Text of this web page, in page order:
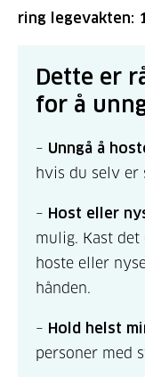
ring legevakten:
Dette er
for å
– Unngå å
hvis du selv er
– Host eller
mulig. Kast
hoste eller
hånden.
– Hold helst
personer med